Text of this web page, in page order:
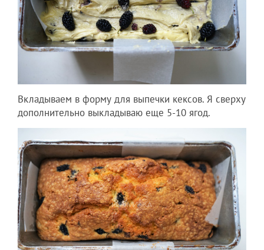
Вкладываем в форму для выпечки кексов. Я сверху
дополнительно выкладываю еще 5-10 ягод.